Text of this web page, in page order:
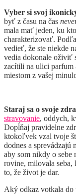
Vyber si svoj
byť z času na čas
mala mať jeden, ku
charakterizovať.
vedieť, že ste niekde
vedia dokonale oživiť
zacítili na ulici parfum
miestom z vašej
Staraj sa o svoje
stravovanie, oddych,
Dopĺňaj pravidelne
ktokoľvek vzal tvoje
dodnes a sprevádzajú
aby som nikdy o sebe
rovine, milovala
to, že život je dar.
Aký odkaz votkala do